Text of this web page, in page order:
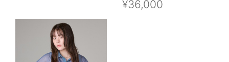
¥36,000